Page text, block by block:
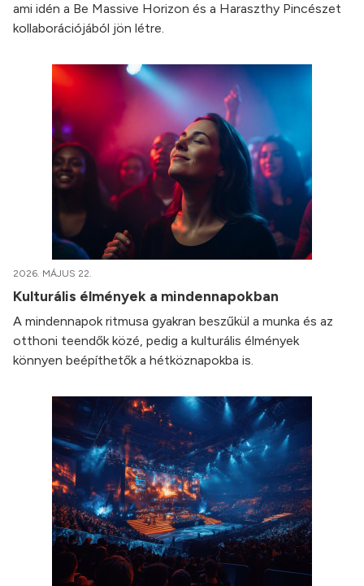
ami idén a Be Massive Horizon és a Haraszthy Pincészet
kollaborációjából jön létre.
2026. MÁJUS 22.
Kulturális élmények a mindennapokban
A mindennapok ritmusa gyakran beszűkül a munka és az
otthoni teendők közé, pedig a kulturális élmények
könnyen beépíthetők a hétköznapokba is.